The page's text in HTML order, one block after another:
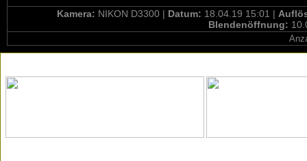
Kamera: NIKON D3300 | Datum: 18.04.19 15:01 |
Blendenöffnung: